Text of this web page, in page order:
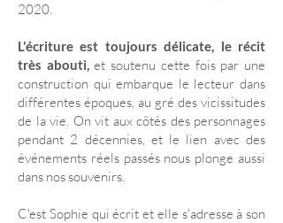
2020.
L'écriture est toujours délicate, le récit
très abouti,et soutenu cette fois par une
construction qui embarque le lecteur dans
différentes époques, au gré des vicissitudes
de la vie. On vit aux côtés des personnages
pendant 2 décennies, et le lien avec des
événements réels passés nous plonge aussi
dans nos souvenirs.
C'est Sophie qui écrit et elle s'adresse à son